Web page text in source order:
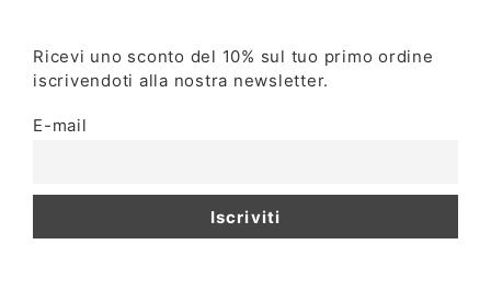
Ricevi uno sconto del 10% sul tuo primo ordine
iscrivendoti alla nostra newsletter.
E-mail